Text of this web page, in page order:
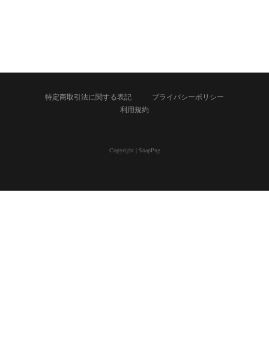
特定商取引法に関する表記
プライバシーポリシー
利用規約
Copyright | SnapPng